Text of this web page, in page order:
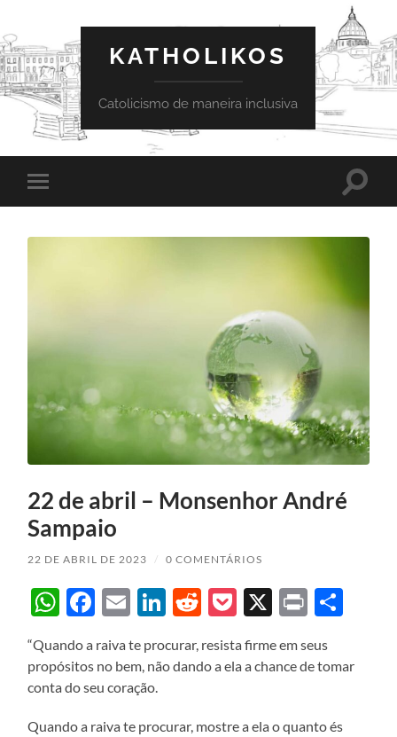
KATHOLIKOS
Catolicismo de maneira inclusiva
Toggle
mobile
Toggle
22 de abril – Monsenhor André
Sampaio
22 DE ABRIL DE 2023 / 0 COMENTÁRIOS
WhatsApp
Facebook
EmailLinkedIn
Reddit
Pocket
X Print
“Quando a raiva te procurar, resista firme em seus
propósitos no bem, não dando a ela a chance de tomar
conta do seu coração.
Quando a raiva te procurar, mostre a ela o quanto és